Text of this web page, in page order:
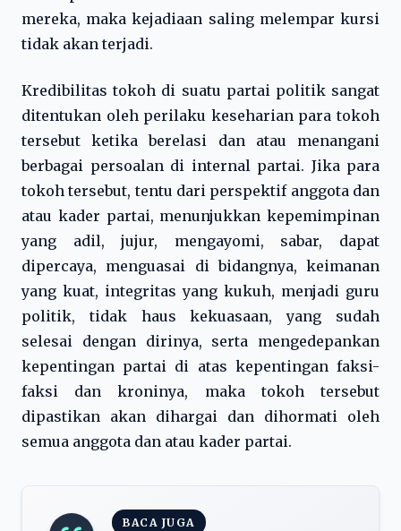
mereka, maka kejadiaan saling melempar kursi
tidak akan terjadi.
Kredibilitas tokoh di suatu partai politik sangat
ditentukan oleh perilaku keseharian para tokoh
tersebut ketika berelasi dan atau menangani
berbagai persoalan di internal partai. Jika para
tokoh tersebut, tentu dari perspektif anggota dan
atau kader partai, menunjukkan kepemimpinan
yang adil, jujur, mengayomi, sabar, dapat
dipercaya, menguasai di bidangnya, keimanan
yang kuat, integritas yang kukuh, menjadi guru
politik, tidak haus kekuasaan, yang sudah
selesai dengan dirinya, serta mengedepankan
kepentingan partai di atas kepentingan faksi-
faksi dan kroninya, maka tokoh tersebut
dipastikan akan dihargai dan dihormati oleh
semua anggota dan atau kader partai.
BACA JUGA